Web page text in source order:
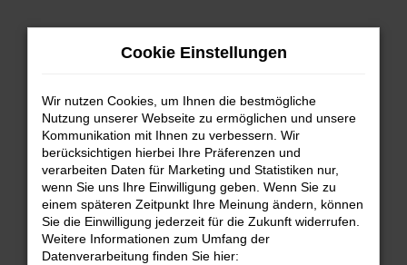
Zum
FEHLER: NETWORK ERROR
Beim Laden ist ein Fehler aufgetreten.
Hier sind ein paar Tipps, die dir helfen können:
Cookie Einstellungen
Wir nutzen Cookies, um Ihnen die bestmögliche
Nutzung unserer Webseite zu ermöglichen und unsere
Kommunikation mit Ihnen zu verbessern. Wir
berücksichtigen hierbei Ihre Präferenzen und
verarbeiten Daten für Marketing und Statistiken nur,
wenn Sie uns Ihre Einwilligung geben. Wenn Sie zu
einem späteren Zeitpunkt Ihre Meinung ändern, können
Sie die Einwilligung jederzeit für die Zukunft widerrufen.
Weitere Informationen zum Umfang der
Datenverarbeitung finden Sie hier: